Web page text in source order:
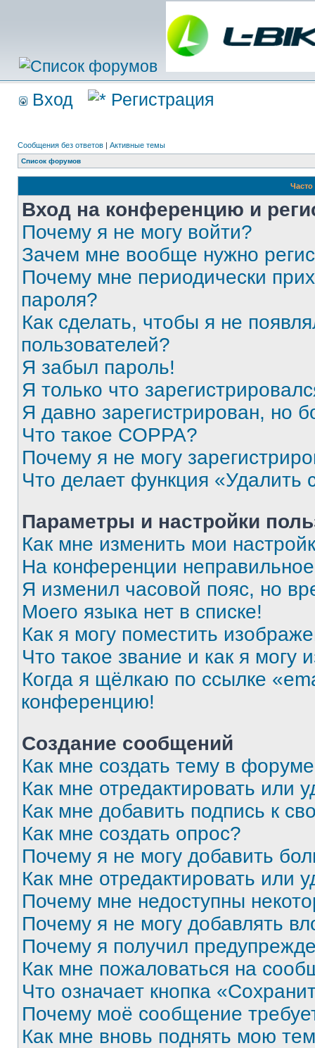
Вход Регистрация
Сообщения без ответов | Активные темы
Список форумов
Вход на конференцию и
Почему я не могу войти?
Зачем мне вообще нужно
Почему мне периодически
пароля?
Как сделать, чтобы я не
пользователей?
Я забыл пароль!
Я только что
Я давно зарегистрирован, но
Что такое COPPA?
Почему я не могу
Что делает функция «Удалить
Параметры и настройки
Как мне изменить мои
На конференции
Я изменил часовой пояс, но
Моего языка нет в списке!
Как я могу поместить
Что такое звание и как я могу
Когда я щёлкаю по ссылке
конференцию!
Создание сообщений
Как мне создать тему в
Как мне отредактировать или
Как мне добавить подпись к
Как мне создать опрос?
Почему я не могу добавить
Как мне отредактировать или
Почему мне недоступны
Почему я не могу добавлять
Почему я получил
Как мне пожаловаться на
Что означает кнопка
Почему моё сообщение
Как мне вновь поднять мою